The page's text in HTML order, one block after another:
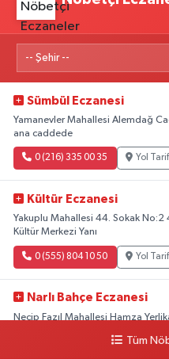
Sümbül Eczanesi
Yamanevler Mahallesi Alemdağ
ana caddede
0 (216) 335 00 35 Yol
Kültür Eczanesi
Yakuplu Mahallesi 44. Sokak No:2
Kültür Merkezi Yanı
0 (555) 804 10 50 Yol
Narlı Bahçe Eczanesi
Necip Fazıl Mahallesi Hamza
Yol
Tüm